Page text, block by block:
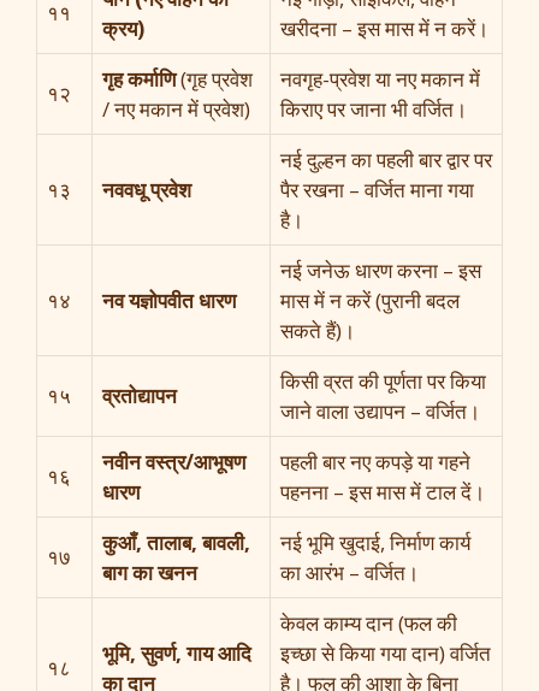
११
क्रय)
खरीदना – इस मास में न करें।
१२
गृह कर्माणि(गृह प्रवेश
/ नए मकान में प्रवेश)
नवगृह-प्रवेश या नए मकान में
किराए पर जाना भी वर्जित।
१३ नववधू प्रवेश
नई दुल्हन का पहली बार द्वार पर
पैर रखना – वर्जित माना गया
है।
१४ नव यज्ञोपवीत धारण
नई जनेऊ धारण करना – इस
मास में न करें (पुरानी बदल
सकते हैं)।
१५ व्रतोद्यापन
किसी व्रत की पूर्णता पर किया
जाने वाला उद्यापन – वर्जित।
१६
नवीन वस्त्र/आभूषण
धारण
पहली बार नए कपड़े या गहने
पहनना – इस मास में टाल दें।
१७
कुआँ, तालाब, बावली,
बाग का खनन
नई भूमि खुदाई, निर्माण कार्य
का आरंभ – वर्जित।
१८
भूमि, सुवर्ण, गाय आदि
का दान
केवल काम्य दान (फल की
इच्छा से किया गया दान) वर्जित
है। फल की आशा के बिना